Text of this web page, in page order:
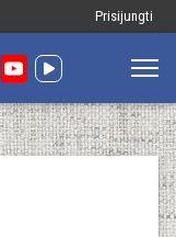
Меню
користувача
Prisijungti